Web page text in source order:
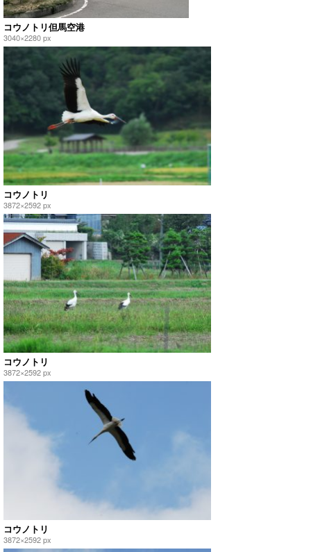
コウノトリ但馬空港
3040×2280 px
コウノトリ
3872×2592 px
コウノトリ
3872×2592 px
コウノトリ
3872×2592 px